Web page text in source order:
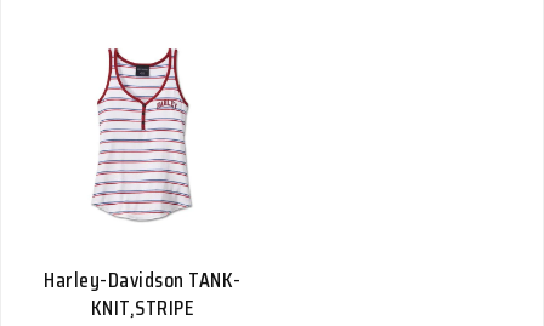
Harley-Davidson TANK-
KNIT,STRIPE